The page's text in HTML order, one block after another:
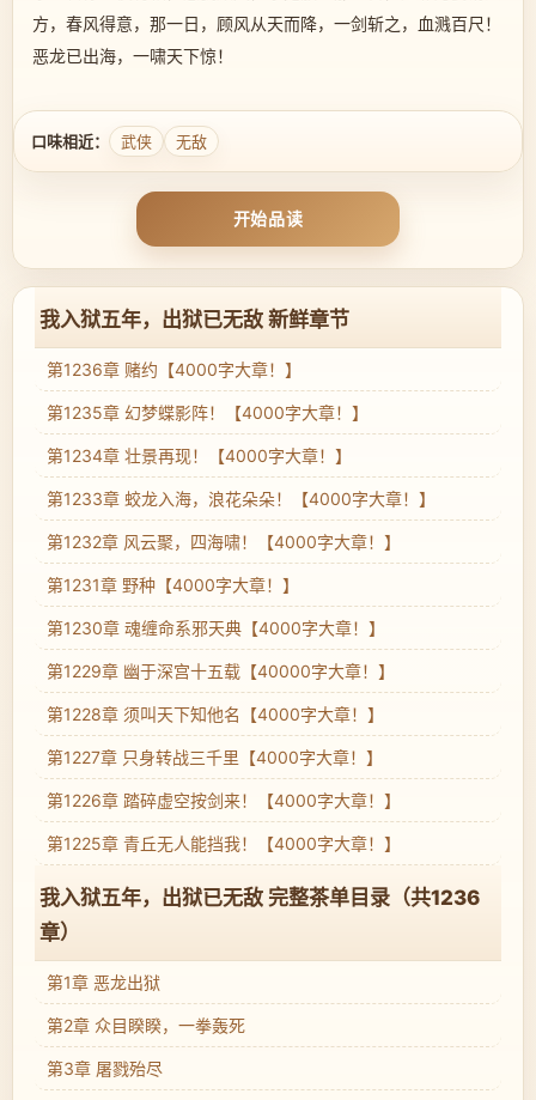
方，春风得意，那一日，顾风从天而降，一剑斩之，血溅百尺！
恶龙已出海，一啸天下惊！
口味相近： 武侠 无敌
开始品读
我入狱五年，出狱已无敌 新鲜章节
第1236章 赌约【4000字大章！】
第1235章 幻梦蝶影阵！【4000字大章！】
第1234章 壮景再现！【4000字大章！】
第1233章 蛟龙入海，浪花朵朵！【4000字大章！】
第1232章 风云聚，四海啸！【4000字大章！】
第1231章 野种【4000字大章！】
第1230章 魂缠命系邪天典【4000字大章！】
第1229章 幽于深宫十五载【40000字大章！】
第1228章 须叫天下知他名【4000字大章！】
第1227章 只身转战三千里【4000字大章！】
第1226章 踏碎虚空按剑来！【4000字大章！】
第1225章 青丘无人能挡我！【4000字大章！】
我入狱五年，出狱已无敌 完整茶单目录（共1236
章）
第1章 恶龙出狱
第2章 众目睽睽，一拳轰死
第3章 屠戮殆尽